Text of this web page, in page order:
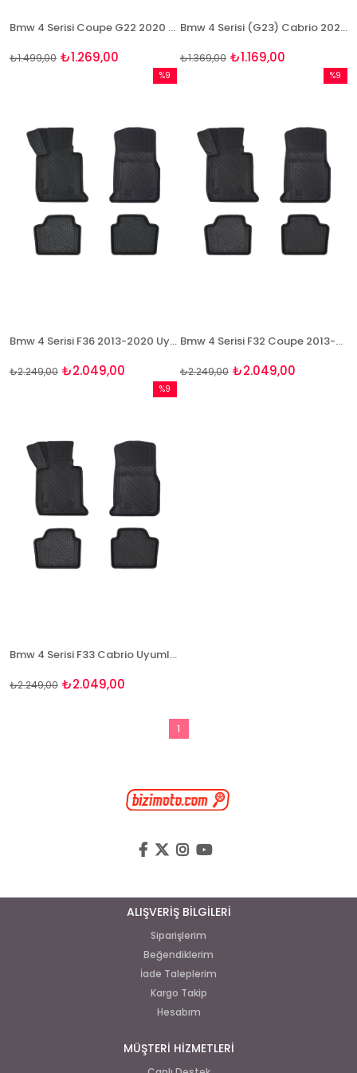
Bmw 4 Serisi Coupe G22 2020 Sonrası 3D Bagaj Havuzu
₺1.269,00
₺1.499,00
Bmw 4 Serisi (G23) Cabrio 2021 Sonrası Bagaj Havuzu Bizymo
₺1.169,00
₺1.369,00
Bmw 4 Serisi F36 2013-2020 Uyumlu 4D Havuzlu Paspas Takımı NaturForcer
₺2.049,00
₺2.249,00
%9
Bmw 4 Serisi F32 Coupe 2013-2020 Uyumlu 4D Havuzlu Paspas Takımı NaturForcer
₺2.049,00
₺2.249,00
%9
Bmw 4 Serisi F33 Cabrio Uyumlu 4D Havuzlu Paspas Takımı NaturForcer
₺2.049,00
₺2.249,00
%9
1
ALIŞVERİŞ BİLGİLERİ
Siparişlerim
Beğendiklerim
İade Taleplerim
Kargo Takip
Hesabım
MÜŞTERİ HİZMETLERİ